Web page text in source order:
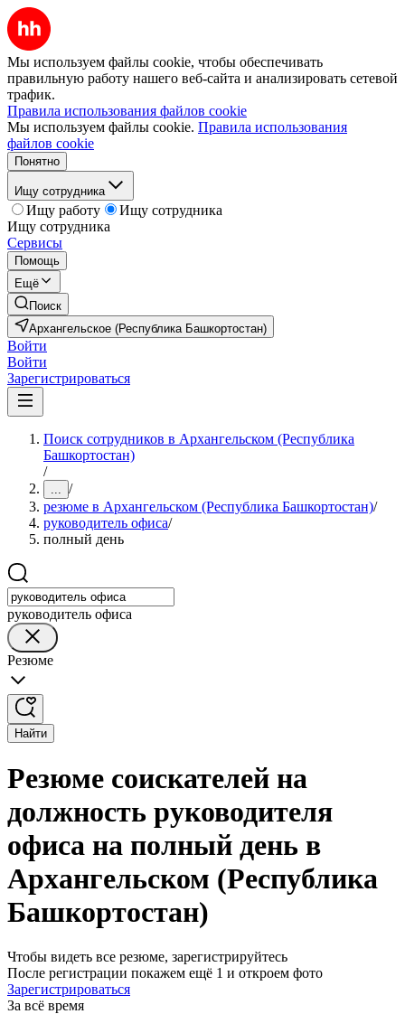
Мы используем файлы cookie, чтобы обеспечивать
правильную работу нашего веб-сайта и анализировать сетевой
трафик.
Правила использования файлов cookie
Мы используем файлы cookie. Правила использования
файлов cookie
Понятно
Ищу сотрудника
Ищу работу
Ищу сотрудника
Ищу сотрудника
Сервисы
Помощь
Ещё
Поиск
Архангельское (Республика Башкортостан)
Войти
Войти
Зарегистрироваться
Поиск сотрудников в Архангельском (Республика
Башкортостан)
/
... /
резюме в Архангельском (Республика Башкортостан)/
руководитель офиса/
полный день
руководитель офиса
Резюме
Найти
Резюме соискателей на
должность руководителя
офиса на полный день в
Архангельском (Республика
Башкортостан)
Чтобы видеть все резюме, зарегистрируйтесь
После регистрации покажем ещё 1 и откроем фото
Зарегистрироваться
За всё время